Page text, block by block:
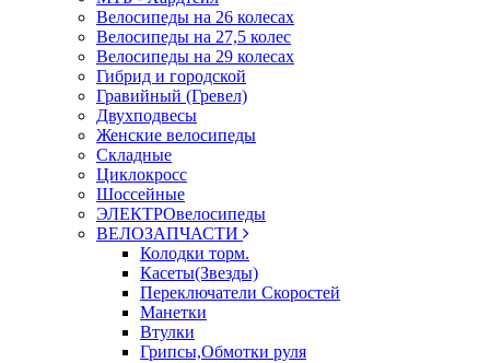
Велосипеды на 26 колесах
Велосипеды на 27,5 колес
Велосипеды на 29 колесах
Гибрид и городской
Гравийный (Гревел)
Двухподвесы
Женские велосипеды
Складные
Циклокросс
Шоссейные
ЭЛЕКТРОвелосипеды
ВЕЛОЗАПЧАСТИ
Колодки торм.
Касеты(Звезды)
Переключатели Скоростей
Манетки
Втулки
Грипсы,Обмотки руля